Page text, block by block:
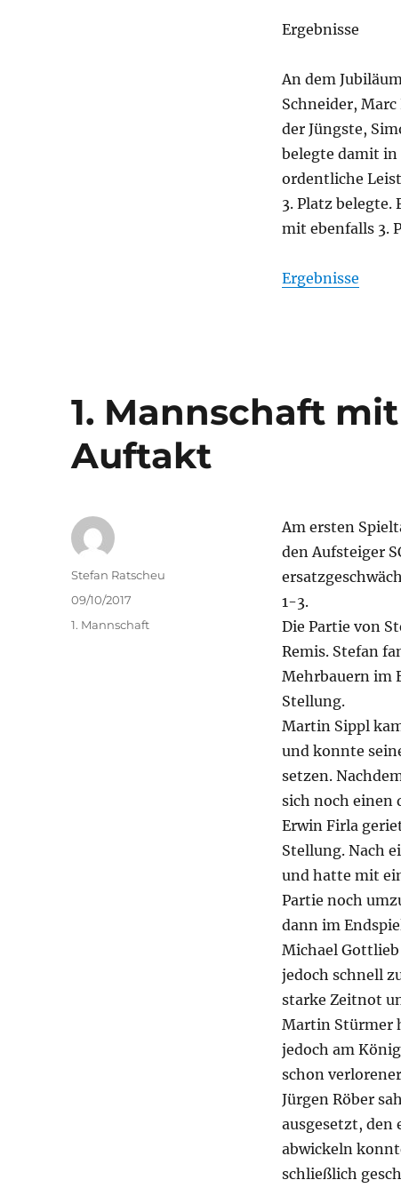
Ergebnisse
An dem
Schneider,
der Jüngste,
belegte damit in
ordentliche
3. Platz belegte.
mit ebenfalls 3.
Ergebnisse
1. Mannschaft
Auftakt
Am ersten
den Aufsteiger
1-3.
Die Partie von
Remis. Stefan
Mehrbauern im
Stellung.
Martin Sippl
und konnte
setzen.
sich noch einen
Erwin Firla
Stellung. Nach
und hatte mit
Partie noch
dann im
Michael
jedoch schnell
starke Zeitnot
Martin Stürmer
jedoch am
schon
Jürgen Röber
ausgesetzt, den
abwickeln
schließlich
Autor
Stefan Ratscheu
Veröffentlicht
09/10/2017
Kategorien
1. Mannschaft